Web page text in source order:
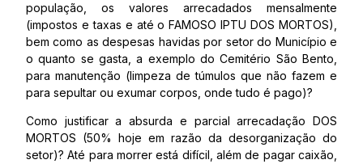
população, os valores arrecadados mensalmente
(impostos e taxas e até o FAMOSO IPTU DOS MORTOS),
bem como as despesas havidas por setor do Município e
o quanto se gasta, a exemplo do Cemitério São Bento,
para manutenção (limpeza de túmulos que não fazem e
para sepultar ou exumar corpos, onde tudo é pago)?
Como justificar a absurda e parcial arrecadação DOS
MORTOS (50% hoje em razão da desorganização do
setor)? Até para morrer está difícil, além de pagar caixão,